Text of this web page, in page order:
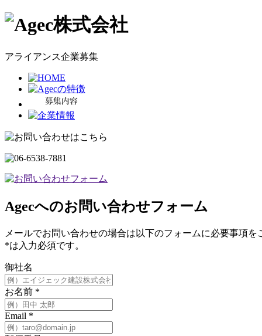
アライアンス企業募集
Agecへのお問い合わせフォーム
メールでお問い合わせの場合は以下のフォームに必要事項
*は入力必須です。
御社名
お名前 *
Email *